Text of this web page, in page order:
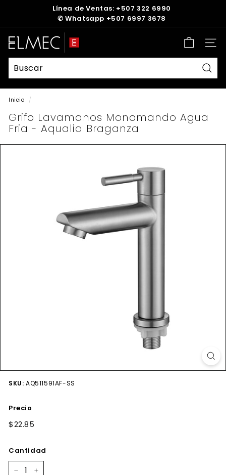
diapositivas
pausa
Línea de Ventas: +507 322 6990
✆ Whatsapp +507 6997 3678
E
L
M
E
C
Inicio /
Grifo Lavamanos Monomando Agua
Fria - Aqualia Braganza
SKU: AQ511591AF-SS
Precio
Precio
$22.85
Cantidad